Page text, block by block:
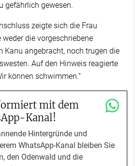
gefährlich gewesen.
zeigte sich die Frau
die vorgeschriebene
Kanu angebracht, noch trugen die
Auf den Hinweis reagierte
können schwimmen.“
mit dem
Kanal!
Hintergründe und
WhatsApp-Kanal bleiben Sie
den Odenwald und die